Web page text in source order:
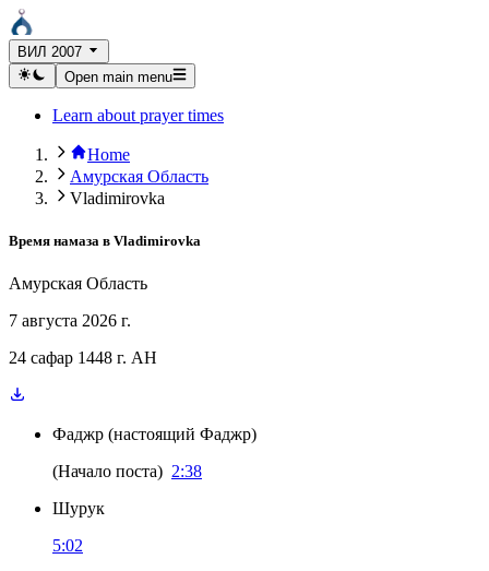
ВИЛ 2007
Open main menu
Learn about prayer times
Home
Амурская Область
Vladimirovka
Время намаза в Vladimirovka
Амурская Область
7 августа 2026 г.
24 сафар 1448 г. AH
Фаджр (настоящий Фаджр)
(Начало поста) 2:38
Шурук
5:02